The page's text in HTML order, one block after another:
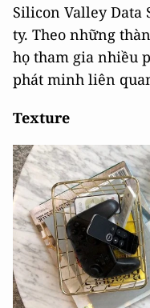
Silicon Valley Data
ty. Theo những
họ tham gia nhiều
phát minh liên
Texture